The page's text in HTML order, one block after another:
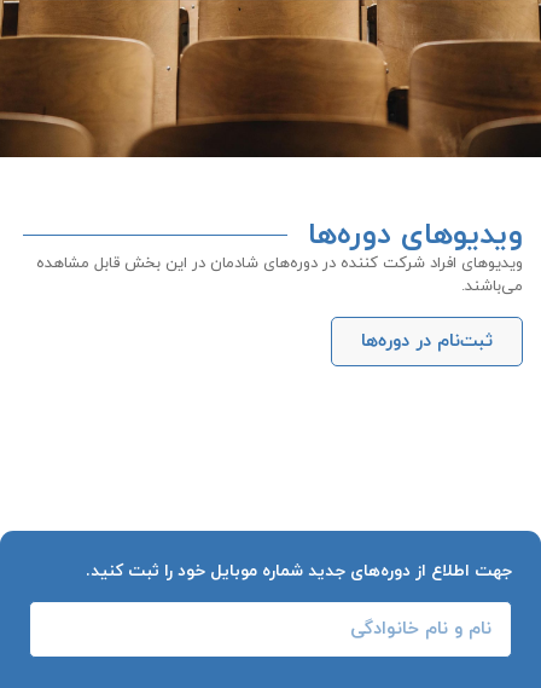
ویدیو‌های دوره‌ها
ویدیوهای افراد شرکت کننده در دوره‌های شادمان در این بخش قابل مشاهده
می‌باشند.
ثبت‌نام در دوره‌ها
جهت اطلاع از دوره‌های جدید شماره موبایل خود را ثبت کنید.